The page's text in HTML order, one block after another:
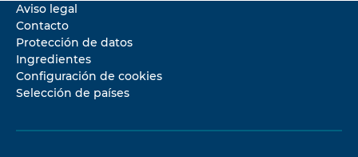
Aviso legal
Contacto
Protección de datos
Ingredientes
Configuración de cookies
Selección de países